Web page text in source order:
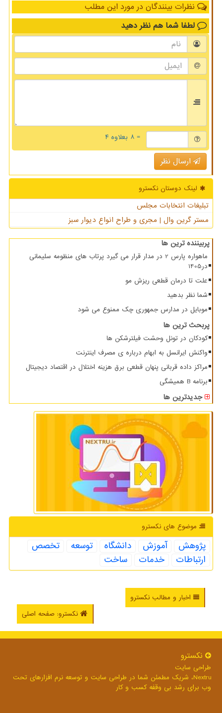
نظرات بینندگان در مورد این مطلب
لطفا شما هم نظر دهید
= ۸ بعلاوه ۴
ارسال نظر
لینک دوستان نكسترو
تبلیغات انتخابات مجلس
مستر گرین وال | مجری و طراح انواع دیوار سبز
پربیننده ترین ها
ماهواره پارس 2 در مدار قرار می گیرد پرتاب های منظومه سلیمانی
در1405
علت تا درمان قطعی ریزش مو
شما نظر بدهید
موبایل در مدارس جمهوری چک ممنوع می شود
پربحث ترین ها
کودکان در تونل وحشت فیلترشکن ها
واکنش ایرانسل به ابهام درباره ی مصرف اینترنت
مراکز داده قربانی پنهان قطعی برق هزینه اختلال در اقتصاد دیجیتال
برنامه B همیشگی
جدیدترین ها
موضوع های نكسترو
پژوهش آموزش دانشگاه توسعه
تخصص
ارتباطات
خدمات ساخت
اخبار و مطالب نکسترو
نکسترو: صفحه اصلی
نكسترو
طراحی سایت
Nextru، شریک مطمئن شما در طراحی سایت و توسعه نرم افزارهای تحت
وب برای رشد بی وقفه کسب و کار